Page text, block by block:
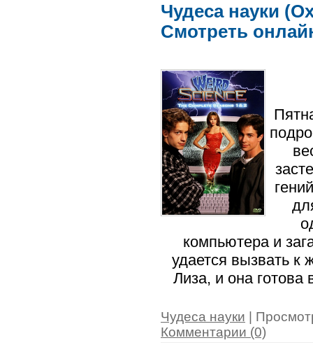
Чудеса науки
Смотреть
компьютера и
удается вызвать к
Лиза, и она
Чудеса науки |
Комментарии (0)